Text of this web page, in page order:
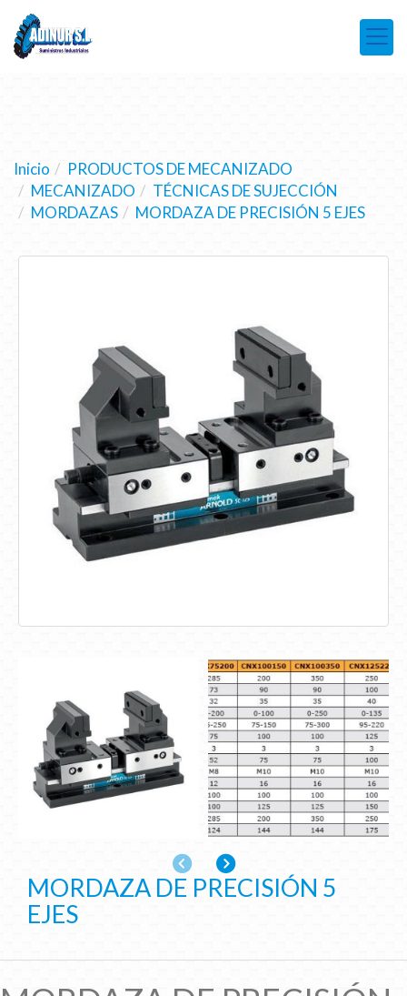
Inicio
PRODUCTOS DE MECANIZADO
MECANIZADO
TÉCNICAS DE SUJECCIÓN
MORDAZAS
MORDAZA DE PRECISIÓN 5 EJES
AnteriorSiguiente
MORDAZA DE PRECISIÓN 5
EJES